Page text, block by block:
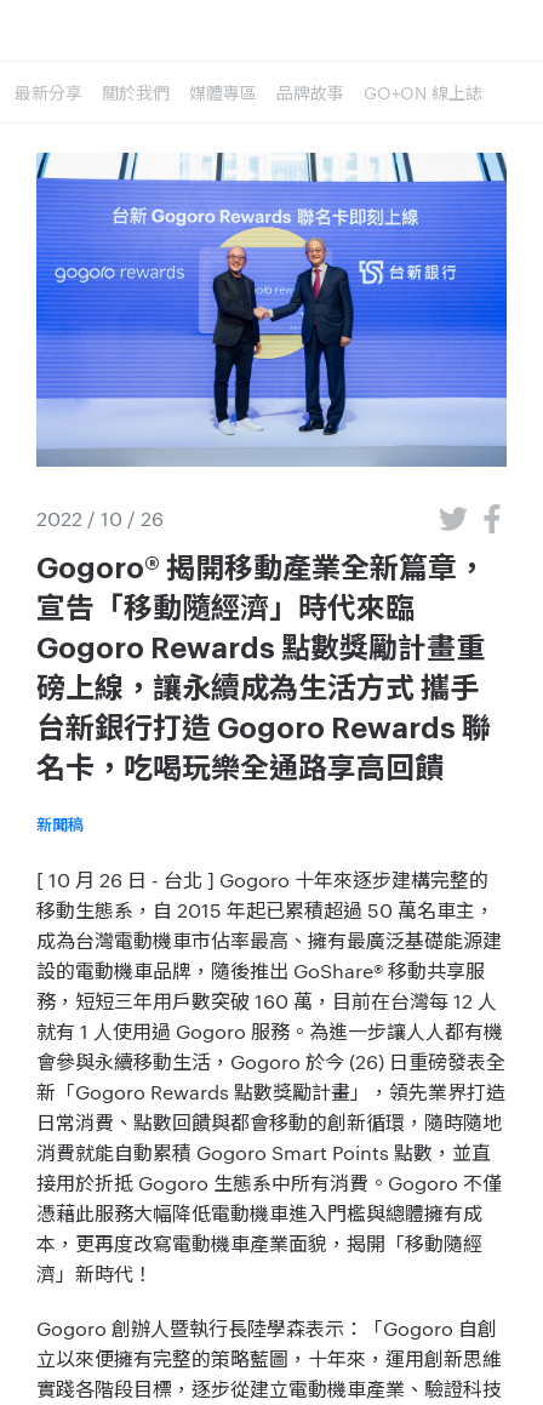
最新分享 關於我們 媒體專區 品牌故事 GO+ON 線上誌
2022 / 10 / 26
Gogoro® 揭開移動產業全新篇章，
宣告「移動隨經濟」時代來臨
Gogoro Rewards 點數獎勵計畫重
磅上線，讓永續成為生活方式 攜手
台新銀行打造 Gogoro Rewards 聯
名卡，吃喝玩樂全通路享高回饋
新聞稿
[ 10 月 26 日 - 台北 ] Gogoro 十年來逐步建構完整的
移動生態系，自 2015 年起已累積超過 50 萬名車主，
成為台灣電動機車市佔率最高、擁有最廣泛基礎能源建
設的電動機車品牌，隨後推出 GoShare® 移動共享服
務，短短三年用戶數突破 160 萬，目前在台灣每 12 人
就有 1 人使用過 Gogoro 服務。為進一步讓人人都有機
會參與永續移動生活，Gogoro 於今 (26) 日重磅發表全
新「Gogoro Rewards 點數獎勵計畫」，領先業界打造
日常消費、點數回饋與都會移動的創新循環，隨時隨地
消費就能自動累積 Gogoro Smart Points 點數，並直
接用於折抵 Gogoro 生態系中所有消費。Gogoro 不僅
憑藉此服務大幅降低電動機車進入門檻與總體擁有成
本，更再度改寫電動機車產業面貌，揭開「移動隨經
濟」新時代！
Gogoro 創辦人暨執行長陸學森表示：「Gogoro 自創
立以來便擁有完整的策略藍圖，十年來，運用創新思維
實踐各階段目標，逐步從建立電動機車產業、驗證科技